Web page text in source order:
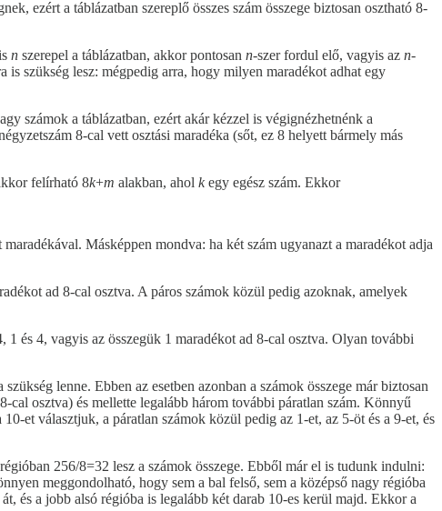
ezért a táblázatban szereplő összes szám összege biztosan osztható 8-
n szerepel a táblázatban, akkor pontosan n-szer fordul elő, vagyis az n-
szükség lesz: mégpedig arra, hogy milyen maradékot adhat egy
számok a táblázatban, ezért akár kézzel is végignézhetnénk a
8-cal vett osztási maradéka (sőt, ez 8 helyett bármely más
felírható 8k+m alakban, ahol kegy egész szám. Ekkor
maradékával. Másképpen mondva: ha két szám ugyanazt a maradékot adja
ad 8-cal osztva. A páros számok közül pedig azoknak, amelyek
és 4, vagyis az összegük 1 maradékot ad 8-cal osztva. Olyan további
lenne. Ebben az esetben azonban a számok összege már biztosan
cal osztva) és mellette legalább három további páratlan szám. Könnyű
et választjuk, a páratlan számok közül pedig az 1-et, az 5-öt és a 9-et, és
256/8=32 lesz a számok összege. Ebből már el is tudunk indulni:
meggondolható, hogy sem a bal felső, sem a középső nagy régióba
és a jobb alsó régióba is legalább két darab 10-es kerül majd. Ekkor a